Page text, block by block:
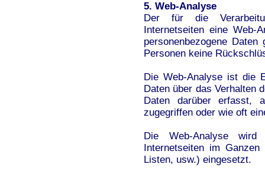
5. Web-Analyse
Der für die
Internetseiten eine Web-
personenbezogene
Personen keine
Die Web-Analyse ist die
Daten über das Verhalten
Daten darüber erfasst,
zugegriffen oder wie oft
Die Web-Analyse
Internetseiten im
Listen, usw.) eingesetzt.